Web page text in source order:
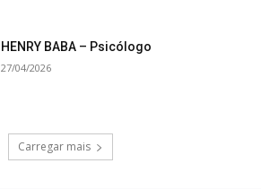
HENRY BABA – Psicólogo
27/04/2026
Carregar mais